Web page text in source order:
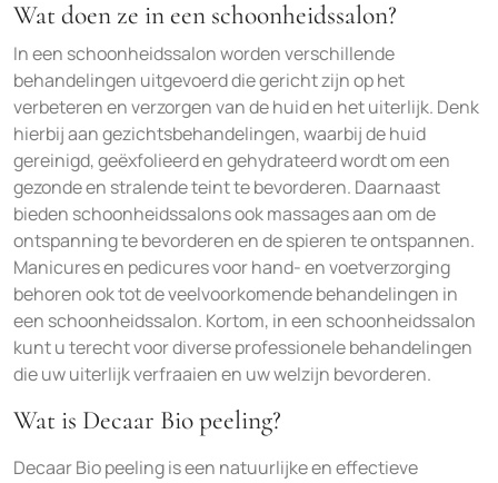
Wat doen ze in een schoonheidssalon?
In een schoonheidssalon worden verschillende
behandelingen uitgevoerd die gericht zijn op het
verbeteren en verzorgen van de huid en het uiterlijk. Denk
hierbij aan gezichtsbehandelingen, waarbij de huid
gereinigd, geëxfolieerd en gehydrateerd wordt om een
gezonde en stralende teint te bevorderen. Daarnaast
bieden schoonheidssalons ook massages aan om de
ontspanning te bevorderen en de spieren te ontspannen.
Manicures en pedicures voor hand- en voetverzorging
behoren ook tot de veelvoorkomende behandelingen in
een schoonheidssalon. Kortom, in een schoonheidssalon
kunt u terecht voor diverse professionele behandelingen
die uw uiterlijk verfraaien en uw welzijn bevorderen.
Wat is Decaar Bio peeling?
Decaar Bio peeling is een natuurlijke en effectieve